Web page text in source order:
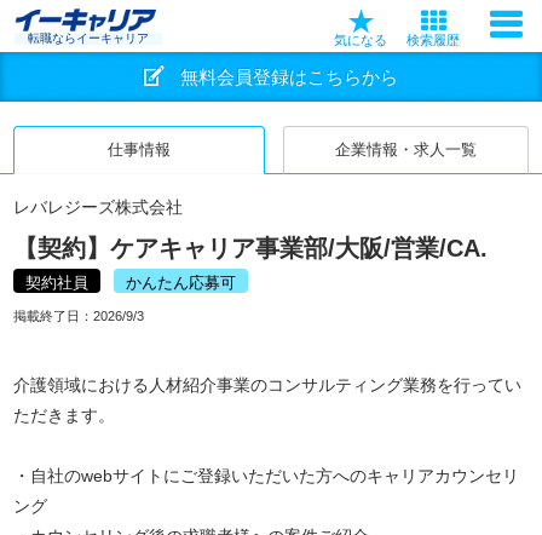
転職ならイーキャリア 気になる 検索履歴
無料会員登録はこちらから
仕事情報 企業情報・求人一覧
レバレジーズ株式会社
【契約】ケアキャリア事業部/大阪/営業/CA.
契約社員 かんたん応募可
掲載終了日： 2026/9/3
介護領域における人材紹介事業のコンサルティング業務を行ってい
ただきます。
・自社のwebサイトにご登録いただいた方へのキャリアカウンセリ
ング